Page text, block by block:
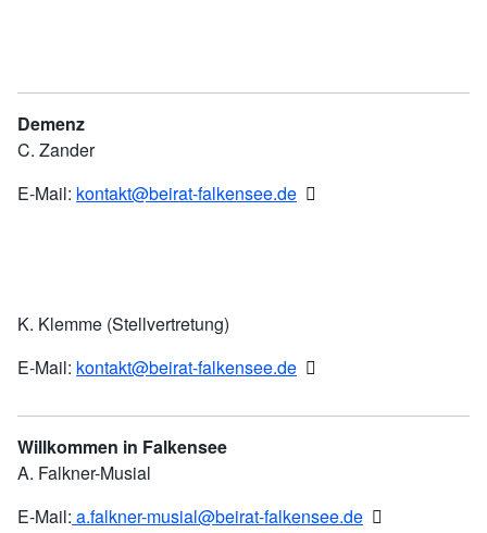
Demenz
C. Zander
E-Mail: kontakt@beirat-falkensee.de
K. Klemme (Stellvertretung)
E-Mail: kontakt@beirat-falkensee.de
Willkommen in Falkensee
A. Falkner-Musial
E-Mail: a.falkner-musial@beirat-falkensee.de